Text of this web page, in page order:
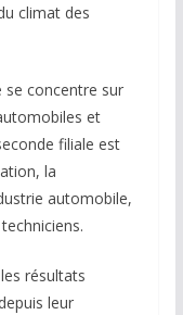
climat des
se concentre sur
et
filiale est
la
automobile,
résultats
leur